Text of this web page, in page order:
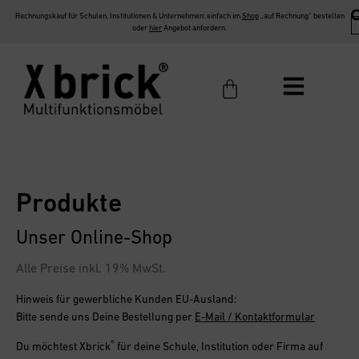
Rechnungskauf für Schulen, Institutionen & Unternehmen: einfach im Shop„auf Rechnung“ bestellen
oder hier Angebot anfordern.
Hinweis für gewerbliche Kunden EU-Ausland:
Bitte sende uns Deine Bestellung per E-Mail / Kontaktformular
Du möchtest Xbrick® für deine Schule, Institution oder Firma auf
Produkte
Unser Online-Shop
Alle Preise inkl. 19% MwSt.